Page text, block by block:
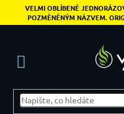
Přejít na obsah
VELMI OBLÍBENÉ
POZMĚNĚNÝM NÁZVEM.